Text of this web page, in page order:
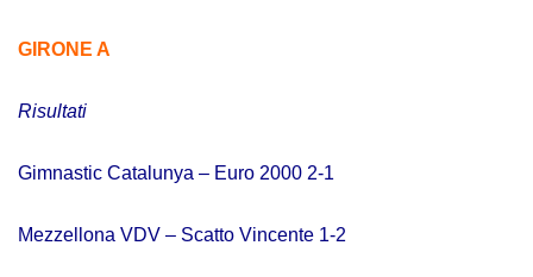
GIRONE A
Risultati
Gimnastic Catalunya – Euro 2000 2-1
Mezzellona VDV – Scatto Vincente 1-2